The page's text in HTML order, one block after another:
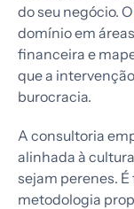
do seu negócio. O
domínio em
financeira e
que a
burocracia.
A consultoria
alinhada à
sejam perenes.
metodologia